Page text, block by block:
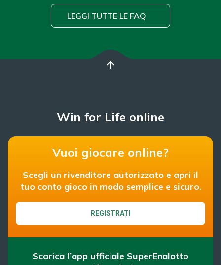
LEGGI TUTTE LE FAQ
arrow_upward
Win for Life online
Vuoi giocare online?
Scegli un rivenditore autorizzato e apri il
tuo conto gioco in modo semplice e sicuro.
REGISTRATI
Scarica l’app ufficiale SuperEnalotto